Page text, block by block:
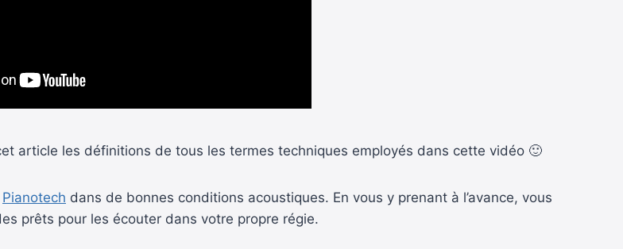
article les définitions de tous les termes techniques employés dans cette vidéo 🙂
Pianotech dans de bonnes conditions acoustiques. En vous y prenant à l’avance, vous
prêts pour les écouter dans votre propre régie.